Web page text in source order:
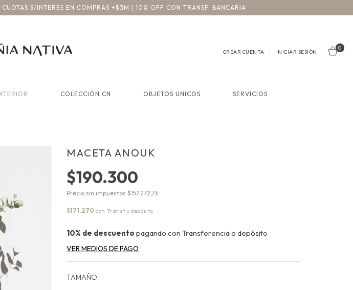
S/INTERÉS EN COMPRAS +$3M | 10% OFF CON TRANSF. BANCARIA
CREAR CUENTA INICIAR SESIÓN
0
COLECCIÓN CN OBJETOS UNICOS SERVICIOS
MACETA ANOUK
$190.300
Precio sin impuestos$157.272,73
$171.270 con
10% de descuento pagando con Transferencia o depósito
VER MEDIOS DE PAGO
TAMAÑO: